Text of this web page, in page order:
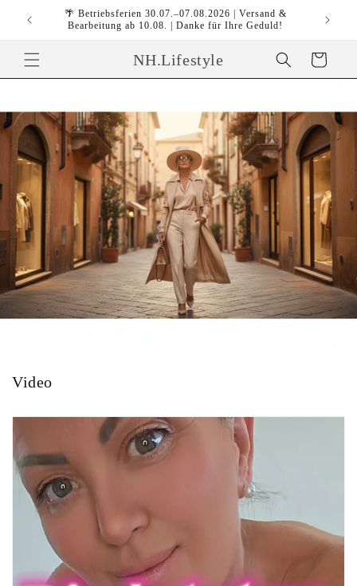
content
🌴 Betriebsferien 30.07.–07.08.2026 | Versand &
Bearbeitung ab 10.08. | Danke für Ihre Geduld!
NH.Lifestyle Cart
Video